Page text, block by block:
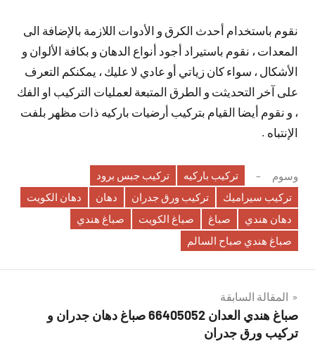
نقوم باستخدام أحدث الكرق و الأدوات اللازمة بالإضافة الى
المعدات ، نقوم باستيراد أجود أنواع الدهان و بكافة الألوان و
الأشكال ، سواء كان زياتي أو عادي لا عليك ، يمكنكم التعرف
على آخر التحديثت و الطرق المتبعة لعمليات التركيب او الفك
، و نقوم أيضا القيام بتركيب أرضيات باركيه ذات مظهر بلفت
الإنتباه .
وسوم تركيب باركيه
تركيب جبس برود
تركيب سيراميك
تركيب ورق جدران دهان
دهان الكويت
دهان هندي
صباغ صباغ الكويت
صباغ هندي
صباغ هندي صباح السالم
تصفّح
المقالات
المقالة السابقة
صباغ هندي العدان 66405052 صباغ دهان جدران و
تركيب ورق جدران